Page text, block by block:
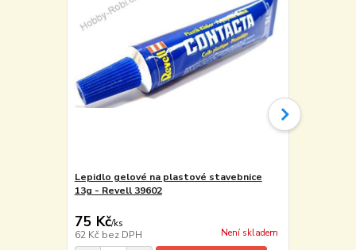
Lepidlo gelové na plastové stavebnice
13g - Revell 39602
75 Kč/ks
62 Kč bez DPH Není skladem